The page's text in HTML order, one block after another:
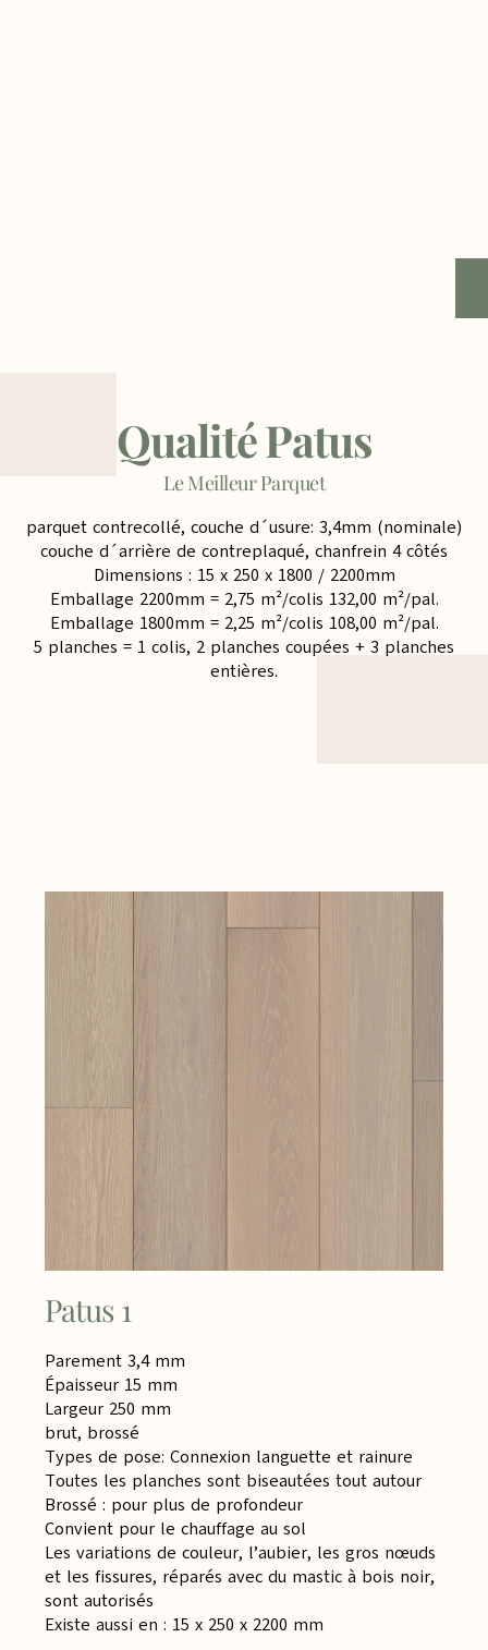
Qualité Patus
Le Meilleur Parquet
parquet contrecollé, couche d´usure: 3,4mm (nominale)
couche d´arrière de contreplaqué, chanfrein 4 côtés
Dimensions : 15 x 250 x 1800 / 2200mm
Emballage 2200mm = 2,75 m²/colis 132,00 m²/pal.
Emballage 1800mm = 2,25 m²/colis 108,00 m²/pal.
5 planches = 1 colis, 2 planches coupées + 3 planches
entières.
Patus 1
Parement 3,4 mm
Épaisseur 15 mm
Largeur 250 mm
brut, brossé
Types de pose: Connexion languette et rainure
Toutes les planches sont biseautées tout autour
Brossé : pour plus de profondeur
Convient pour le chauffage au sol
Les variations de couleur, l’aubier, les gros nœuds
et les fissures, réparés avec du mastic à bois noir,
sont autorisés
Existe aussi en : 15 x 250 x 2200 mm